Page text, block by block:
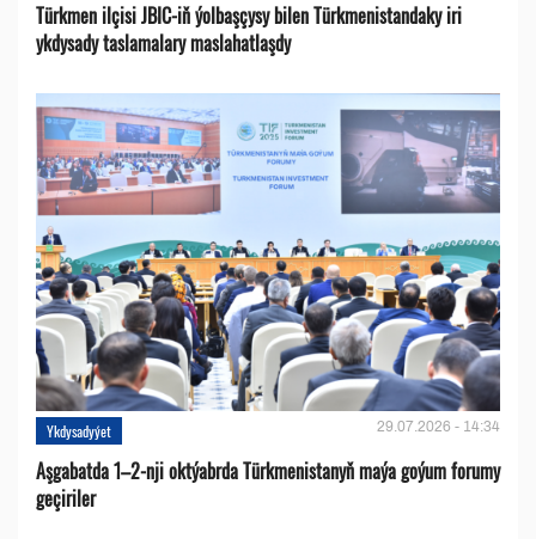
Türkmen ilçisi JBIC-iň ýolbaşçysy bilen Türkmenistandaky iri
ykdysady taslamalary maslahatlaşdy
Ykdysadyýet 29.07.2026 - 14:34
Aşgabatda 1–2-nji oktýabrda Türkmenistanyň maýa goýum forumy
geçiriler